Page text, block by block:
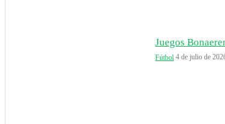
Juegos
Fútbol 4 de julio de